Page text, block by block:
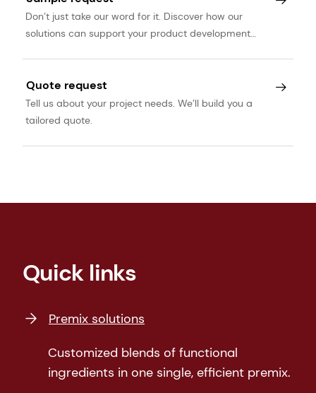
Don’t just take our word for it. Discover how our
solutions can support your product development
Quote request
Tell us about your project needs. We’ll build you a
tailored quote.
Quick links
Premix solutions
Customized blends of functional
ingredients in one single, efficient premix.